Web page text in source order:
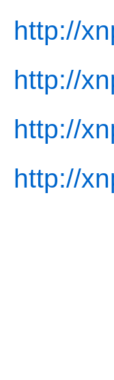
http://
http://
http://
http://